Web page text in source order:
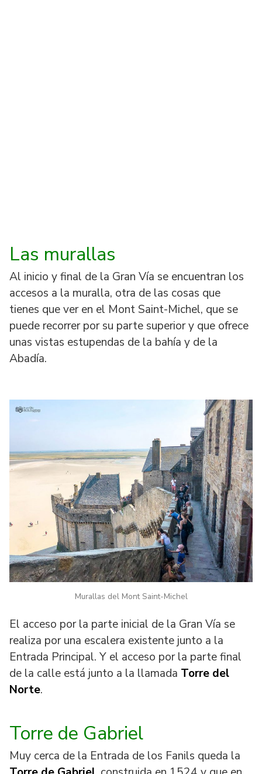
Las murallas
Al inicio y final de la Gran Vía se encuentran los
accesos a la muralla, otra de las cosas que
tienes que ver en el Mont Saint-Michel, que se
puede recorrer por su parte superior y que ofrece
unas vistas estupendas de la bahía y de la
Abadía.
Murallas del Mont Saint-Michel
El acceso por la parte inicial de la Gran Vía se
realiza por una escalera existente junto a la
Entrada Principal. Y el acceso por la parte final
de la calle está junto a la llamada Torre del
Norte.
Torre de Gabriel
Muy cerca de la Entrada de los Fanils queda la